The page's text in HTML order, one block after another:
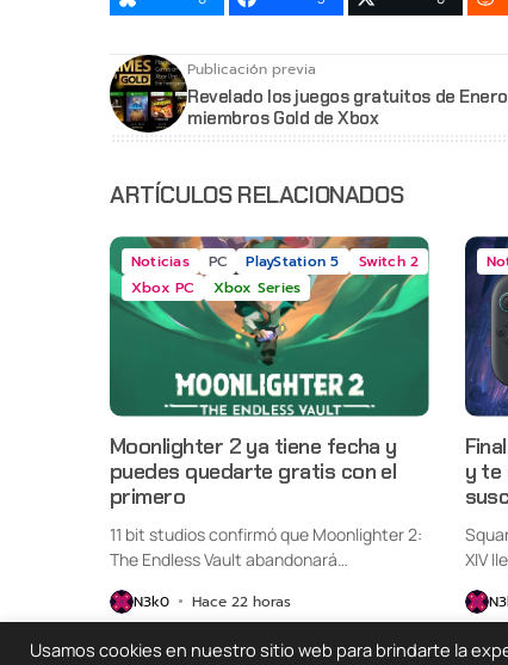
Publicación previa
Revelado los juegos gratuitos de
miembros Gold de Xbox
ARTÍCULOS RELACIONADOS
Noticias PC PlayStation 5
Switch 2
Xbox PC
Xbox Series
Moonlighter 2 ya tiene fecha y
puedes quedarte gratis con el
primero
11 bit studios confirmó que Moonlighter 2:
The Endless Vault abandonará
N3k0 Hace 22 horas
y te
XIV
Usamos cookies en nuestro sitio web para brindarte la